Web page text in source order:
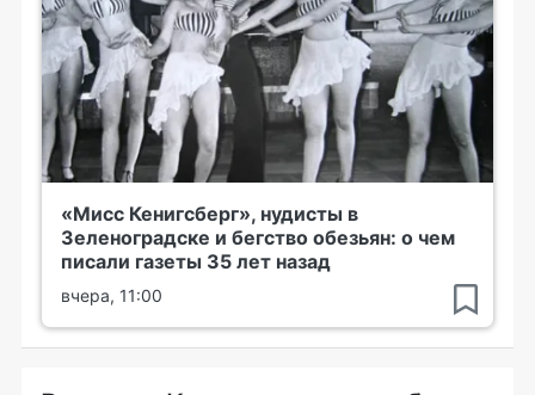
«Мисс Кенигсберг», нудисты в
Зеленоградске и бегство обезьян: о чем
писали газеты 35 лет назад
вчера, 11:00